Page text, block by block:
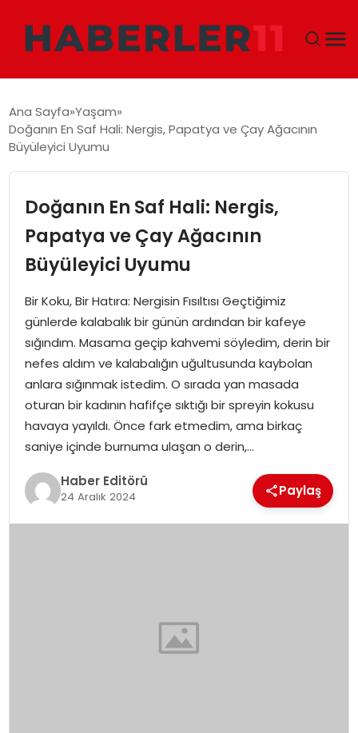
DÜNYA
SIYASET
TEKNOLOJI
EĞITIM
MAGAZIN
SPOR
YAŞAM
Ana Sayfa Yaşam
Doğanın En Saf Hali: Nergis, Papatya ve Çay Ağacının
Büyüleyici Uyumu
Doğanın En Saf Hali: Nergis,
Papatya ve Çay Ağacının
Büyüleyici Uyumu
Bir Koku, Bir Hatıra: Nergisin Fısıltısı Geçtiğimiz
günlerde kalabalık bir günün ardından bir kafeye
sığındım. Masama geçip kahvemi söyledim, derin bir
nefes aldım ve kalabalığın uğultusunda kaybolan
anlara sığınmak istedim. O sırada yan masada
oturan bir kadının hafifçe sıktığı bir spreyin kokusu
havaya yayıldı. Önce fark etmedim, ama birkaç
saniye içinde burnuma ulaşan o derin,…
Haber Editörü
24 Aralık 2024 Paylaş